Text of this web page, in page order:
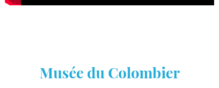
Musée du Colombier